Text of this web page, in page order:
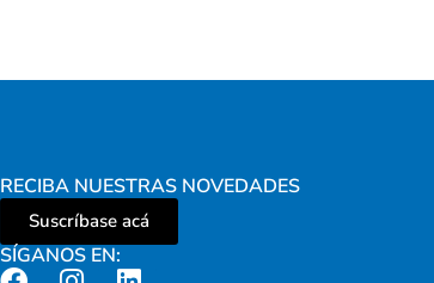
RECIBA NUESTRAS NOVEDADES
Suscríbase acá
SÍGANOS EN: